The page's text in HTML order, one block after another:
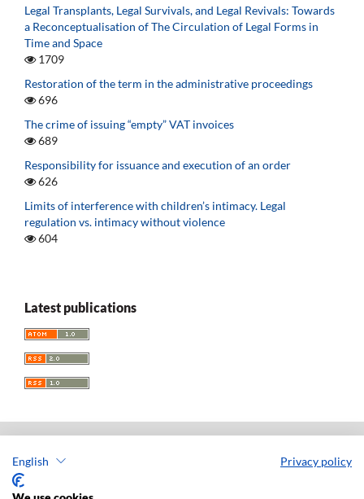
English Privacy policy
Legal Transplants, Legal Survivals, and Legal Revivals: Towards
a Reconceptualisation of The Circulation of Legal Forms in
Time and Space
1709
Restoration of the term in the administrative proceedings
696
The crime of issuing “empty” VAT invoices
689
Responsibility for issuance and execution of an order
626
Limits of interference with children’s intimacy. Legal
regulation vs. intimacy without violence
604
Latest publications
Acta Universitatis Lodziensis. Folia Iuridica
ISSN: 0208-6069